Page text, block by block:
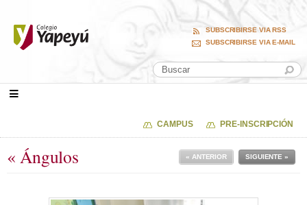
SUBSCRIBIRSE VIA RSS
SUBSCRIBIRSE VIA E-MAIL
CAMPUS PRE-INSCRIPCIÓN
« Ángulos SIGUIENTE »
« ANTERIOR